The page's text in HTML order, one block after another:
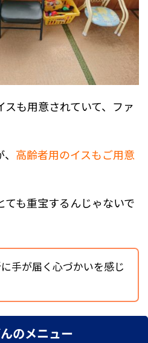
も用意されていて、ファ
高齢者用のイスもご用意
ても重宝するんじゃないで
手が届く心づかいを感じ
のメニュー